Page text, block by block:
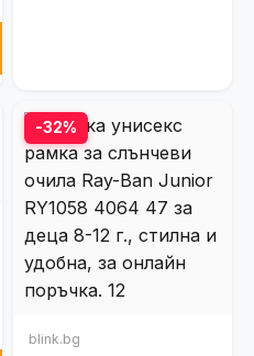
-32%
blink.bg